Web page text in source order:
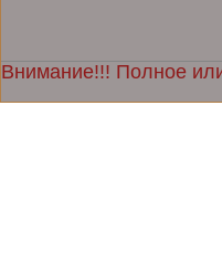
Внимание!!! Полное